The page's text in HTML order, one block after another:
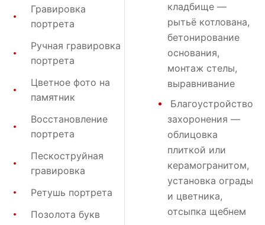
Гравировка
портрета
Ручная гравировка
портрета
Цветное фото на
памятник
Восстановление
портрета
Пескоструйная
гравировка
Ретушь портрета
Позолота букв
кладбище —
рытьё котлована,
бетонирование
основания,
монтаж стелы,
выравнивание
Благоустройство
захоронения —
облицовка
плиткой или
керамогранитом,
установка ограды
и цветника,
отсыпка щебнем